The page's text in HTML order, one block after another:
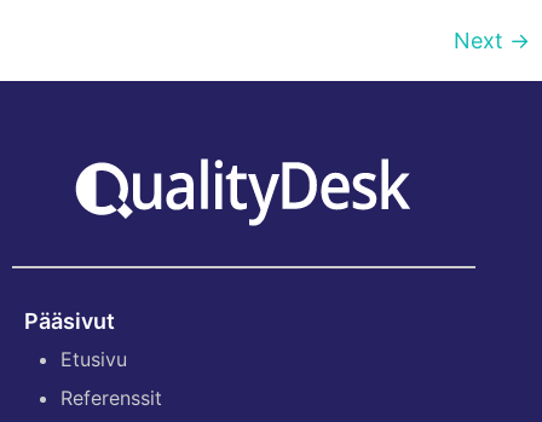
Next →
Pääsivut
Etusivu
Referenssit